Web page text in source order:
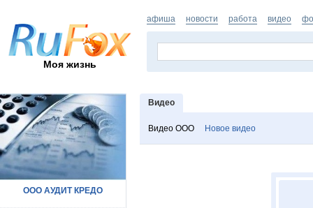
Моя жизнь
афиша новости работа видео
Видео
Видео ООО Новое видео
ООО АУДИТ КРЕДО